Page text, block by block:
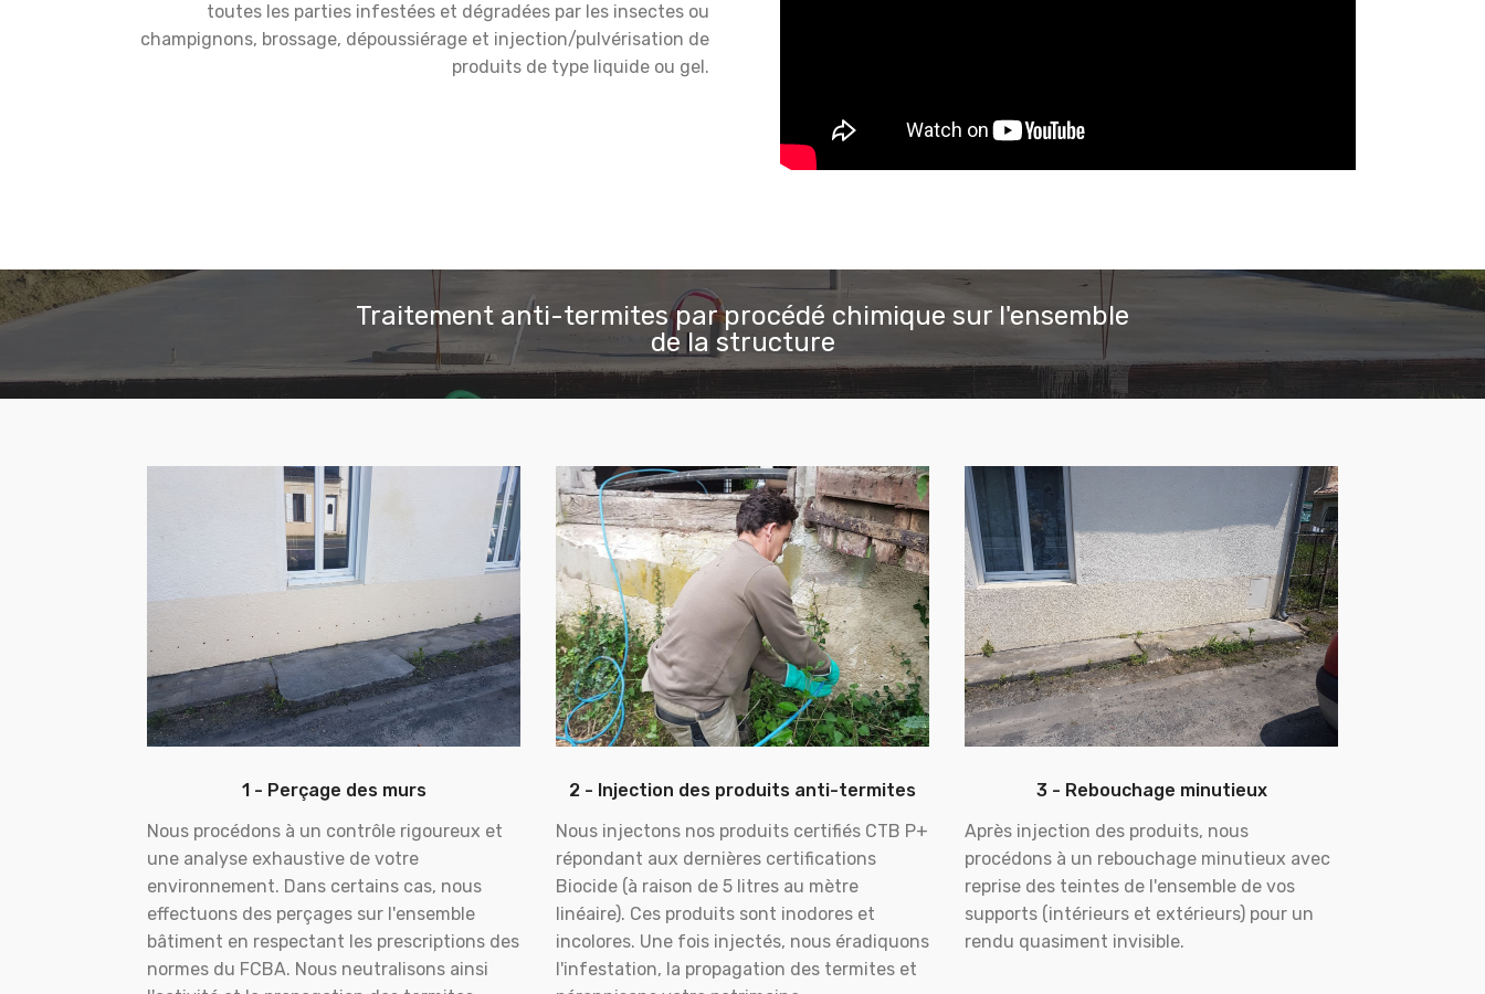
toutes les parties infestées et dégradées par les insectes ou
champignons, brossage, dépoussiérage et injection/pulvérisation de
produits de type liquide ou gel.
Traitement anti-termites par procédé chimique sur l'ensemble
de la structure
1 - Perçage des murs
Nous procédons à un contrôle rigoureux et
une analyse exhaustive de votre
environnement. Dans certains cas, nous
effectuons des perçages sur l'ensemble
bâtiment en respectant les prescriptions des
normes du FCBA. Nous neutralisons ainsi
2 - Injection des produits anti-termites
Nous injectons nos produits certifiés CTB P+
répondant aux dernières certifications
Biocide (à raison de 5 litres au mètre
linéaire). Ces produits sont inodores et
incolores. Une fois injectés, nous éradiquons
l'infestation, la propagation des termites et
3 - Rebouchage minutieux
Après injection des produits, nous
procédons à un rebouchage minutieux avec
reprise des teintes de l'ensemble de vos
supports (intérieurs et extérieurs) pour un
rendu quasiment invisible.